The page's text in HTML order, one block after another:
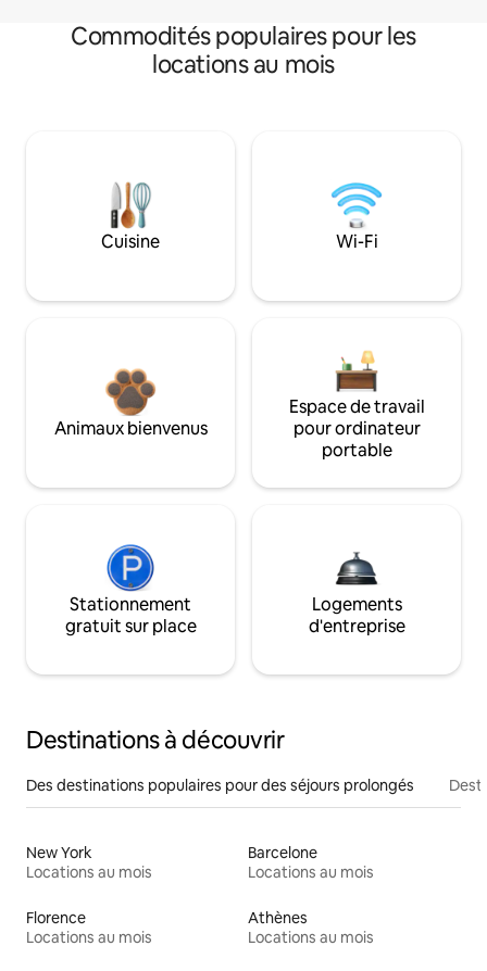
Commodités populaires pour les
locations au mois
Cuisine Wi-Fi
Animaux bienvenus
Espace de travail
pour ordinateur
portable
Stationnement
gratuit sur place
Logements
d'entreprise
Destinations à découvrir
Des destinations populaires pour des séjours prolongés
New York
Locations au mois
Barcelone
Locations au mois
Florence
Locations au mois
Athènes
Locations au mois